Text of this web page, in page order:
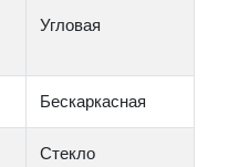
Угловая
Бескаркасная
Стекло